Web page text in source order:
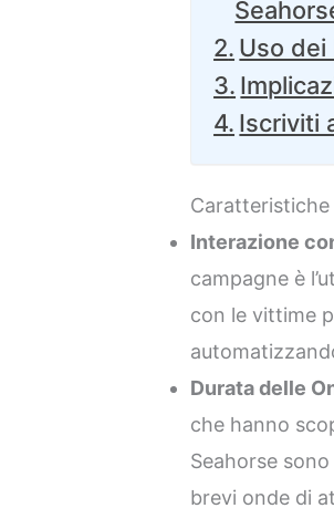
Uso dei
Iscriviti
Caratteristiche
Interazione
campagne è
con le vittime
Durata delle
che hanno
Seahorse
brevi onde di